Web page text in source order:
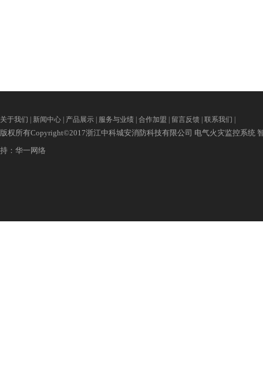
关于我们 新闻中心 产品展示 服务与业绩 合作加盟 留言反馈 联系我们
版权所有Copyright©2017浙江中科城安消防科技有限公司 电气火灾监控系统
持：华一网络